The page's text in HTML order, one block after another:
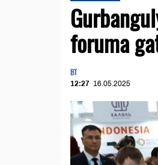
foruma
BT
12:27 16.05.2025